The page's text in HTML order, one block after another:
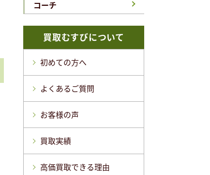
コーチ
買取むすびについて
初めての方へ
よくあるご質問
お客様の声
買取実績
高価買取できる理由